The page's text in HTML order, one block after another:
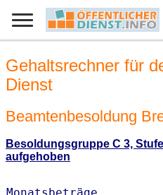
Gehaltsrechner für
Dienst
Beamtenbesoldung
Besoldungsgruppe C 3,
aufgehoben